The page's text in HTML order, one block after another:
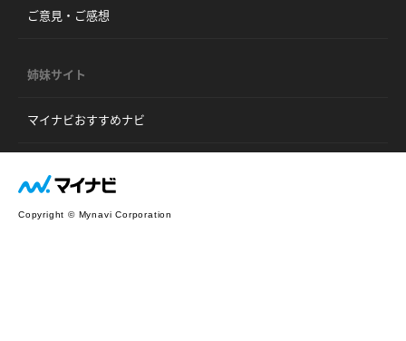
ご意見・ご感想
姉妹サイト
マイナビおすすめナビ
Copyright © Mynavi Corporation